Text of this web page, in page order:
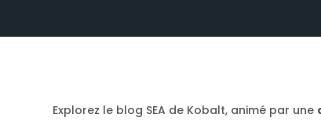
Explorez le blog SEA de Kobalt, animé par une